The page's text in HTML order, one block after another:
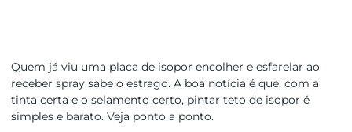
Quem já viu uma placa de isopor encolher e esfarelar ao
receber spray sabe o estrago. A boa notícia é que, com a
tinta certa e o selamento certo, pintar teto de isopor é
simples e barato. Veja ponto a ponto.